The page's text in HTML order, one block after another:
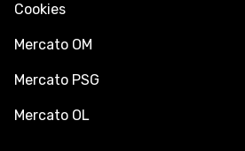
Cookies
Mercato OM
Mercato PSG
Mercato OL